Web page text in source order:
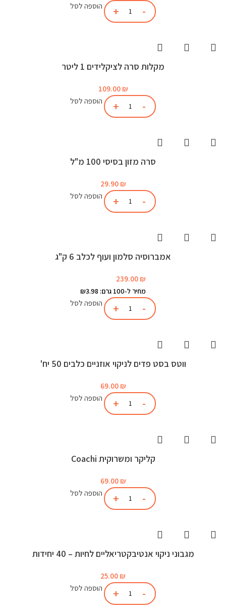
הוספה לסל
מקלות סרה לציקלידים 1 ליטר
109.00 ₪
הוספה לסל
סרה מזון בסיסי 100 מ"ל
29.90 ₪
הוספה לסל
אמברוסיה סלמון ועוף לכלב 6 ק"ג
239.00 ₪
מחיר ל-100 גרם: ₪3.98
הוספה לסל
ווטס בסט פדים לניקוי אוזניים כלבים 50 יח'
69.00 ₪
הוספה לסל
קליקר ומשרוקית Coachi
69.00 ₪
הוספה לסל
מגבוני ניקוי אנטיבקטריאליים לחיות – 40 יחידות
25.00 ₪
הוספה לסל